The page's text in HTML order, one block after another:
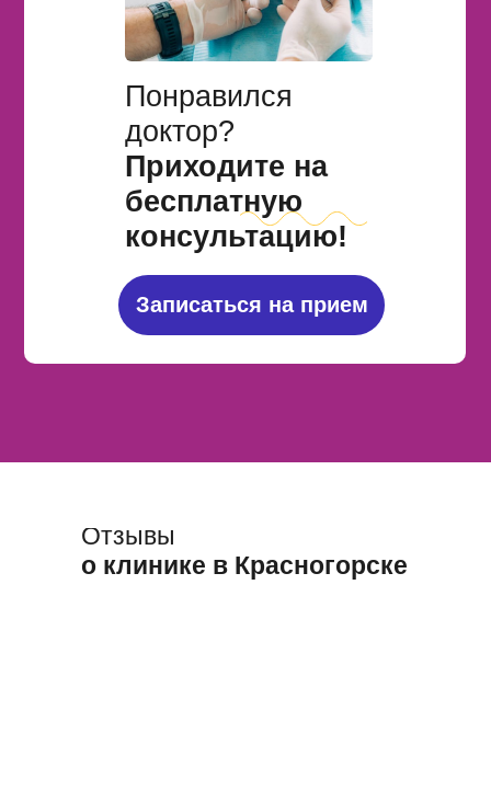
Понравился
доктор?
Записаться на прием
Приходите на
бесплатную
консультацию!
Отзывы
о клинике в Красногорске